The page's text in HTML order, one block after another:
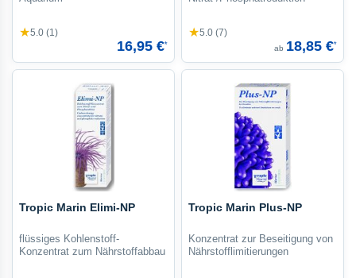
★5.0 (1)
16,95 €*
★5.0 (7)
ab 18,85 €*
Tropic Marin Elimi-NP
flüssiges Kohlenstoff-
Konzentrat zum Nährstoffabbau
Tropic Marin Plus-NP
Konzentrat zur Beseitigung von
Nährstofflimitierungen